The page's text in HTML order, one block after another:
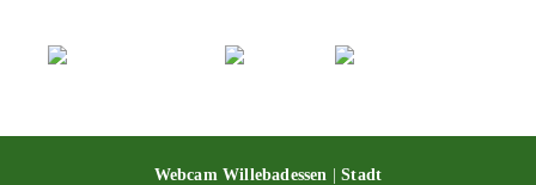
Webcam Willebadessen |Stadt